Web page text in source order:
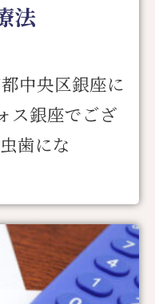
法
中央区銀座に
ス銀座でござ
歯にな